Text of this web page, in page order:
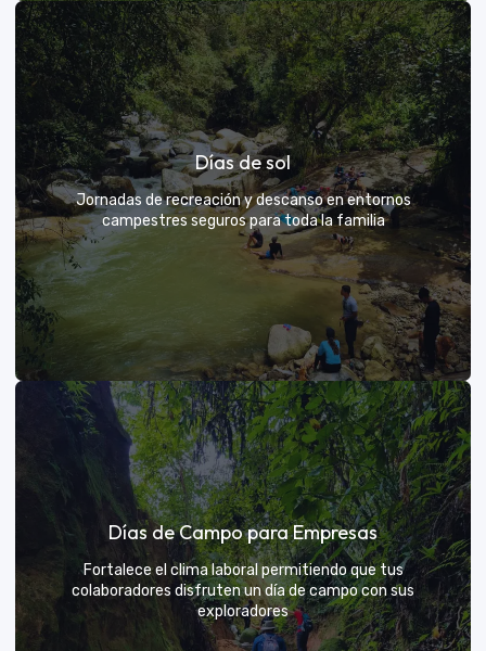
Rutas grupales clásicas
Únete a la manada y descubre nuevos senderos
VER MÁS
Días de sol
Jornadas de recreación y descanso en entornos
campestres seguros para toda la familia
Días de sol
Un respiro campestre diseñado para el descanso y la
diversión de todos
VER MÁS
Días de Campo para Empresas
Fortalece el clima laboral permitiendo que tus
colaboradores disfruten un día de campo con sus
exploradores